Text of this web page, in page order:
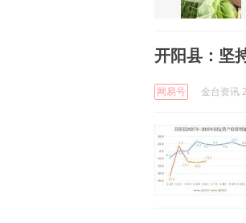
开阳县：坚
网易号 金台资讯